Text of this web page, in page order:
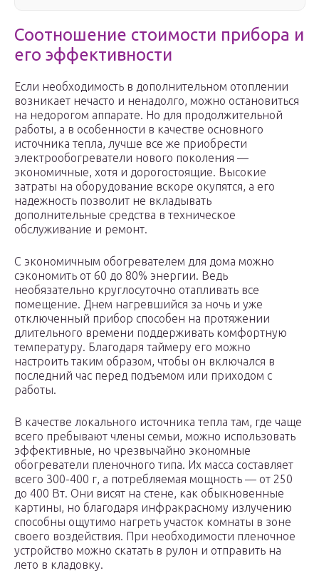
Соотношение стоимости прибора и
его эффективности
Если необходимость в дополнительном отоплении
возникает нечасто и ненадолго, можно остановиться
на недорогом аппарате. Но для продолжительной
работы, а в особенности в качестве основного
источника тепла, лучше все же приобрести
электрообогреватели нового поколения —
экономичные, хотя и дорогостоящие. Высокие
затраты на оборудование вскоре окупятся, а его
надежность позволит не вкладывать
дополнительные средства в техническое
обслуживание и ремонт.
С экономичным обогревателем для дома можно
сэкономить от 60 до 80% энергии. Ведь
необязательно круглосуточно отапливать все
помещение. Днем нагревшийся за ночь и уже
отключенный прибор способен на протяжении
длительного времени поддерживать комфортную
температуру. Благодаря таймеру его можно
настроить таким образом, чтобы он включался в
последний час перед подъемом или приходом с
работы.
В качестве локального источника тепла там, где чаще
всего пребывают члены семьи, можно использовать
эффективные, но чрезвычайно экономные
обогреватели пленочного типа. Их масса составляет
всего 300-400 г, а потребляемая мощность — от 250
до 400 Вт. Они висят на стене, как обыкновенные
картины, но благодаря инфракрасному излучению
способны ощутимо нагреть участок комнаты в зоне
своего воздействия. При необходимости пленочное
устройство можно скатать в рулон и отправить на
лето в кладовку.